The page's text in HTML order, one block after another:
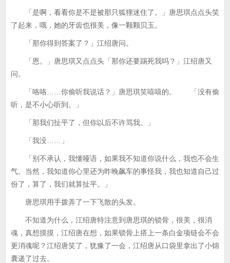
「是啊，看看你是不是被那只狐狸迷住了。」唐思琪点点头笑
了起来，哦，她的牙齿也很美，像一颗颗贝玉。
「那你得到答案了？」江绍唐问。
「恩。」唐思琪又点点头「那你还要踢死我吗？」江绍唐又
问。
「咯咯……你偷听我说话？」唐思琪笑嘻嘻的。 「没有偷
听，是不小心听到。」
「那我们扯平了，但你以后不许骂我。」
「我没……」
「别不承认，我懂哑语，如果我不知道你说什么，我也不会生
气。当然，我知道你心里还为昨晚飙车的事怪我，我也知道自己过
份了，算了，我们就算扯平。」
唐思琪用手拨弄了一下飞散的头发。
不知道为什么，江绍唐特注意到唐思琪的锁骨，很美，很消
魂，真想摸摸，江绍唐在想，如果锁骨上搭上一条白金项链会不会
更消魂呢？江绍唐笑了，犹豫了一会，江绍唐从口袋里拿出了小锦
囊递了过去。